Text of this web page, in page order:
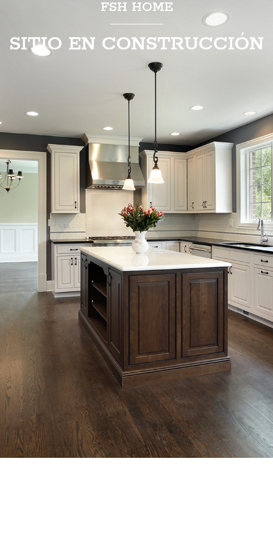
FSH HOME
SITIO EN CONSTRUCCIÓN